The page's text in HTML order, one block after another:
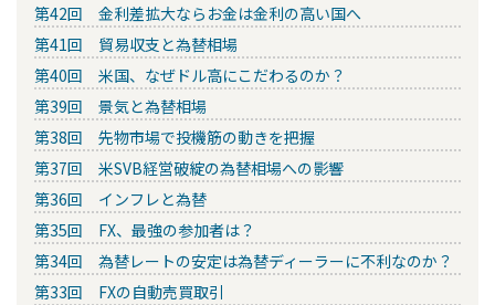
第42回 金利差拡大ならお金は金利の高い国へ
第41回 貿易収支と為替相場
第40回 米国、なぜドル高にこだわるのか？
第39回 景気と為替相場
第38回 先物市場で投機筋の動きを把握
第37回 米SVB経営破綻の為替相場への影響
第36回 インフレと為替
第35回 FX、最強の参加者は？
第34回 為替レートの安定は為替ディーラーに不利なのか？
第33回 FXの自動売買取引